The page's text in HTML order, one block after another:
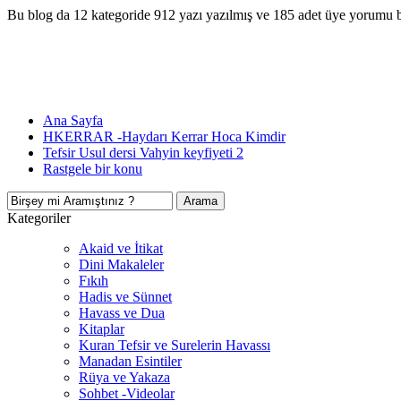
Bu blog da 12 kategoride 912 yazı yazılmış ve 185 adet üye yorumu
Ana Sayfa
HKERRAR -Haydarı Kerrar Hoca Kimdir
Tefsir Usul dersi Vahyin keyfiyeti 2
Rastgele bir konu
Kategoriler
Akaid ve İtikat
Dini Makaleler
Fıkıh
Hadis ve Sünnet
Havass ve Dua
Kitaplar
Kuran Tefsir ve Surelerin Havassı
Manadan Esintiler
Rüya ve Yakaza
Sohbet -Videolar